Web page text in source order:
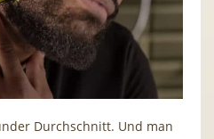
Durchschnitt. Und man